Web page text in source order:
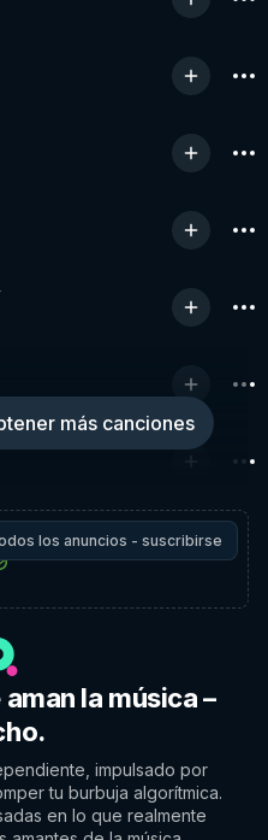
más canciones
los anuncios - suscribirse
la música –
impulsado por
tu burbuja algorítmica.
en lo que realmente